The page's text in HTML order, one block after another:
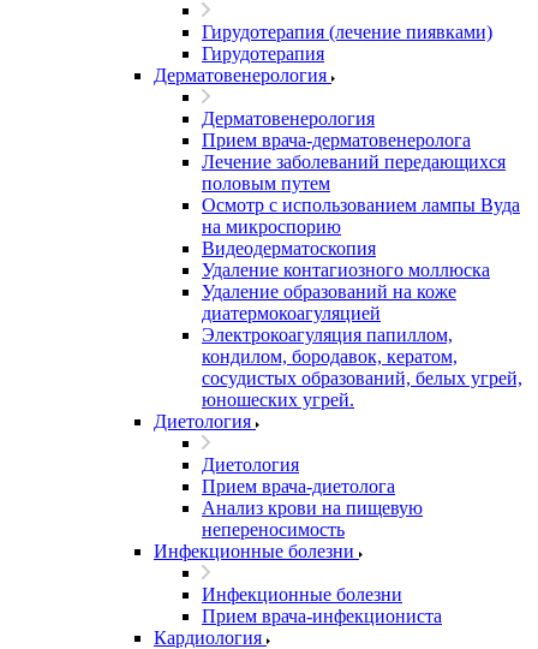
Гирудотерапия (лечение пиявками)
Гирудотерапия
Дерматовенерология
Дерматовенерология
Прием врача-дерматовенеролога
Лечение заболеваний передающихся
половым путем
Осмотр с использованием лампы Вуда
на микроспорию
Видеодерматоскопия
Удаление контагиозного моллюска
Удаление образований на коже
диатермокоагуляцией
Электрокоагуляция папиллом,
кондилом, бородавок, кератом,
сосудистых образований, белых угрей,
юношеских угрей.
Диетология
Диетология
Прием врача-диетолога
Анализ крови на пищевую
непереносимость
Инфекционные болезни
Инфекционные болезни
Прием врача-инфекциониста
Кардиология